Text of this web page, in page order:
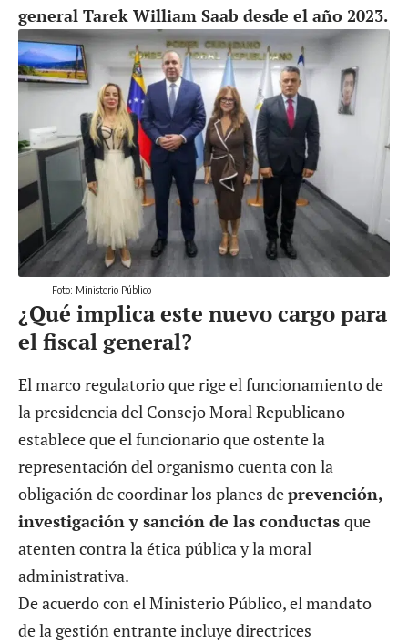
general Tarek William Saab desde el año 2023.
Foto: Ministerio Público
¿Qué implica este nuevo cargo para
el fiscal general?
El marco regulatorio que rige el funcionamiento de
la presidencia del Consejo Moral Republicano
establece que el funcionario que ostente la
representación del organismo cuenta con la
obligación de coordinar los planes deprevención,
investigación y sanción de las conductas que
atenten contra la ética pública y la moral
administrativa.
De acuerdo con el Ministerio Público, el mandato
de la gestión entrante incluye directrices